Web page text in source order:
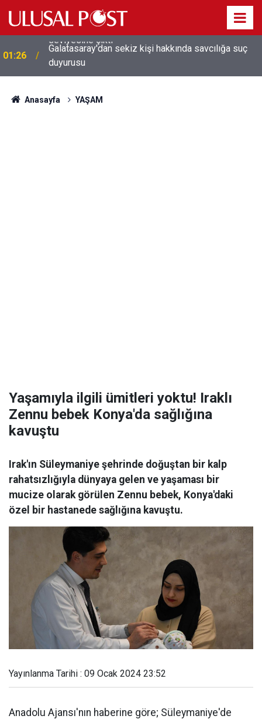
01:26
Galatasaray'dan sekiz kişi hakkında savcılığa suç
duyurusu
Anasayfa YAŞAM
Yaşamıyla ilgili ümitleri yoktu! Iraklı
Zennu bebek Konya'da sağlığına
kavuştu
Irak'ın Süleymaniye şehrinde doğuştan bir kalp
rahatsızlığıyla dünyaya gelen ve yaşaması bir
mucize olarak görülen Zennu bebek, Konya'daki
özel bir hastanede sağlığına kavuştu.
Yayınlanma Tarihi : 09 Ocak 2024 23:52
Anadolu Ajansı'nın haberine göre; Süleymaniye'de